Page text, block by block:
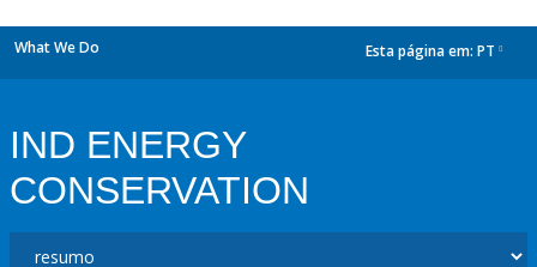
What We Do Esta página em: PT
IND ENERGY
CONSERVATION